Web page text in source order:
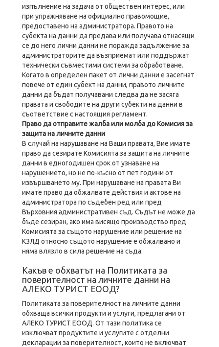
изпълнение на задача от обществен интерес, или
при упражняване на официално правомощие,
предоставено на администратора. Правото на
субекта на данни да предава или получава отнасящи
се до него лични данни не поражда задължение за
администраторите да възприемат или поддържат
технически съвместими системи за обработване.
Когато в определен пакет от лични данни е засегнат
повече от един субект на данни, правото личните
данни да бъдат получавани следва да не засяга
правата и свободите на други субекти на данни в
съответствие с настоящия регламент.
Право да отправите жалба или молба до Комисия за
защита на личните данни
В случай на нарушаване на Ваши правата, Вие имате
право да сезирате Комисията за защита на личните
данни в едногодишен срок от узнаване на
нарушението, но не по-късно от пет години от
извършването му. При нарушаване на правата Ви
имате право да обжалвате действия и актове на
администратора по съдебен ред или пред
Върховния административен съд. Съдът не може да
бъде сезиран, ако има висящо производство пред
Комисията за същото нарушение или решение на
КЗЛД относно същото нарушение е обжалвано и
няма влязло в сила решение на съда.
Какъв е обхватът на Политиката за
поверителност на личните данни на
АЛЕКО ТУРИСТ ЕООД?
Политиката за поверителност на личните данни
обхваща всички продукти и услуги, предлагани от
АЛЕКО ТУРИСТ ЕООД. От тази политика се
изключват продуктите и услугите с отделни
декларации за поверителност, които не включват